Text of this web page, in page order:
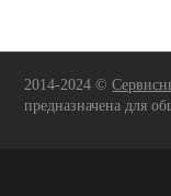
2014-2024 ©
предназначена для